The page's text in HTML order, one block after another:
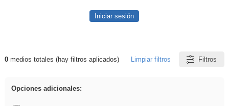
Iniciar sesión
Resultados de: Oral
0medios totales (hay filtros aplicados) Limpiar filtros Filtros
Opciones adicionales: